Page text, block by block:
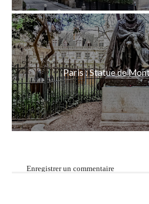
Paris : Statue de
Enregistrer un commentaire